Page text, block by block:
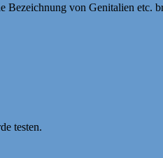
von Genitalien etc.
testen.